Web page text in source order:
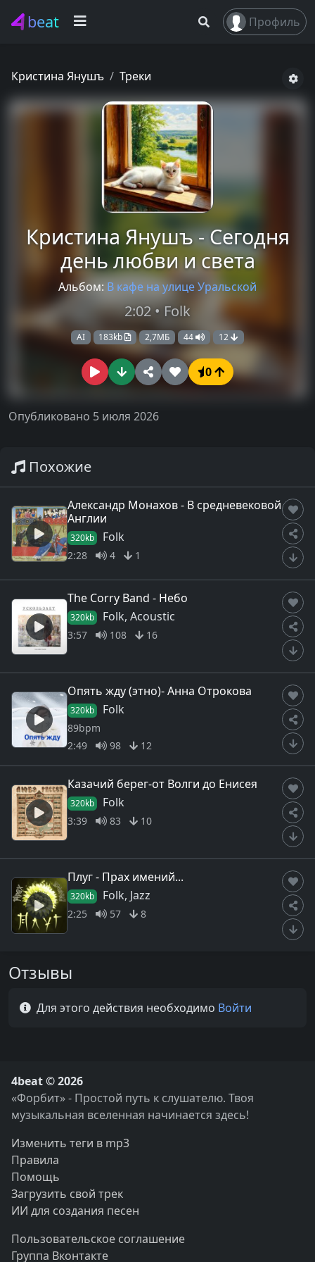
beat Профиль
Кристина Янушъ Треки
Кристина Янушъ - Сегодня
день любви и света
Альбом: В кафе на улице Уральской
2:02 • Folk
AI 183kb 2,7МБ 44 12
0
Опубликовано 5 июля 2026
Похожие
Александр Монахов - В средневековой
Англии
320kb Folk
2:28 4 1
The Corry Band - Небо
320kb Folk, Acoustic
3:57 108 16
Опять жду (этно)- Анна Отрокова
320kb Folk
89bpm
2:49
98 12
Казачий берег-от Волги до Енисея
320kb Folk
3:39 83 10
Плуг - Прах имений...
320kb Folk, Jazz
2:25 57 8
Отзывы
Для этого действия необходимо Войти
4beat © 2026
«Форбит» - Простой путь к слушателю. Твоя
музыкальная вселенная начинается здесь!
Изменить теги в mp3
Правила
Помощь
Загрузить свой трек
ИИ для создания песен
Пользовательское соглашение
Группа Вконтакте